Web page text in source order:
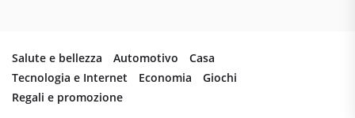
Salute e bellezza Automotivo
Casa
Tecnologia e Internet
Economia
Giochi
Regali e promozione